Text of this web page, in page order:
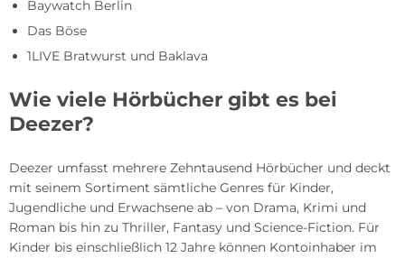
Baywatch Berlin
Das Böse
1LIVE Bratwurst und Baklava
Wie viele Hörbücher gibt es bei
Deezer?
Deezer umfasst mehrere Zehntausend Hörbücher und deckt
mit seinem Sortiment sämtliche Genres für Kinder,
Jugendliche und Erwachsene ab – von Drama, Krimi und
Roman bis hin zu Thriller, Fantasy und Science-Fiction. Für
Kinder bis einschließlich 12 Jahre können Kontoinhaber im